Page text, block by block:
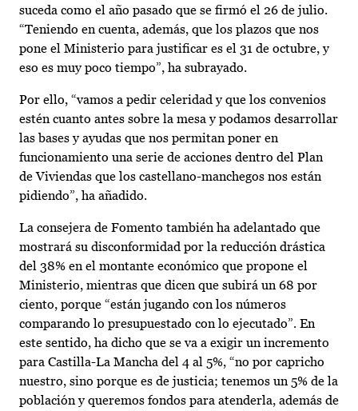
suceda como el año pasado que se firmó el 26 de julio.
“Teniendo en cuenta, además, que los plazos que nos
pone el Ministerio para justificar es el 31 de octubre, y
eso es muy poco tiempo”, ha subrayado.
Por ello, “vamos a pedir celeridad y que los convenios
estén cuanto antes sobre la mesa y podamos desarrollar
las bases y ayudas que nos permitan poner en
funcionamiento una serie de acciones dentro del Plan
de Viviendas que los castellano-manchegos nos están
pidiendo”, ha añadido.
La consejera de Fomento también ha adelantado que
mostrará su disconformidad por la reducción drástica
del 38% en el montante económico que propone el
Ministerio, mientras que dicen que subirá un 68 por
ciento, porque “están jugando con los números
comparando lo presupuestado con lo ejecutado”. En
este sentido, ha dicho que se va a exigir un incremento
para Castilla-La Mancha del 4 al 5%, “no por capricho
nuestro, sino porque es de justicia; tenemos un 5% de la
población y queremos fondos para atenderla, además de